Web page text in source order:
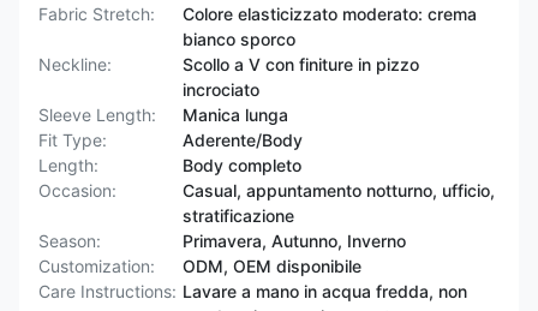
Fabric Stretch:
Colore elasticizzato moderato: crema
bianco sporco
Neckline:
Scollo a V con finiture in pizzo
incrociato
Sleeve Length:
Manica lunga
Fit Type:
Aderente/Body
Length:
Body completo
Occasion:
Casual, appuntamento notturno, ufficio,
stratificazione
Season:
Primavera, Autunno, Inverno
Customization:
ODM, OEM disponibile
Care Instructions: Lavare a mano in acqua fredda, non